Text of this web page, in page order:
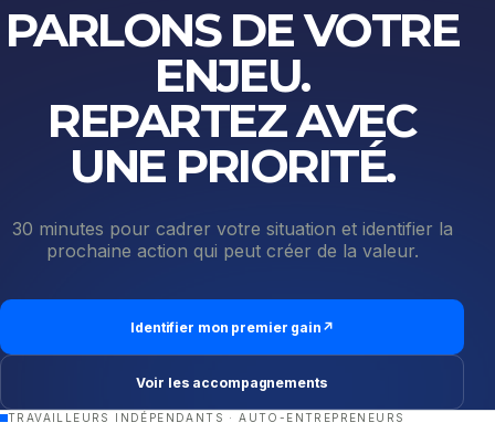
PARLONS DE VOTRE
ENJEU.
REPARTEZ AVEC
UNE PRIORITÉ.
30 minutes pour cadrer votre situation et identifier la
prochaine action qui peut créer de la valeur.
Identifier mon premier gain ↗
Voir les accompagnements
TRAVAILLEURS INDÉPENDANTS · AUTO-ENTREPRENEURS